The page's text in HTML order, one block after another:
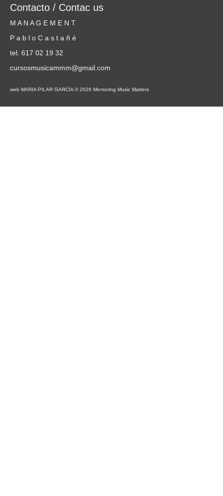
Contacto / Contac us
M A N A G E M E N T
P a b l o C a s t a ñ é
tel. 617 02 19 32
cursosmusicammm@gmail.com
web MARIA PILAR GARCÍA © 2026 Mentoring Music Matters